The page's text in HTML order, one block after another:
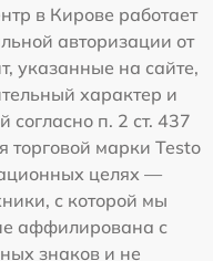
в Кирове работает
авторизации от
указанные на сайте,
характер и
согласно п. 2 ст. 437
торговой марки Testo
целях —
с которой мы
аффилирована с
знаков и не